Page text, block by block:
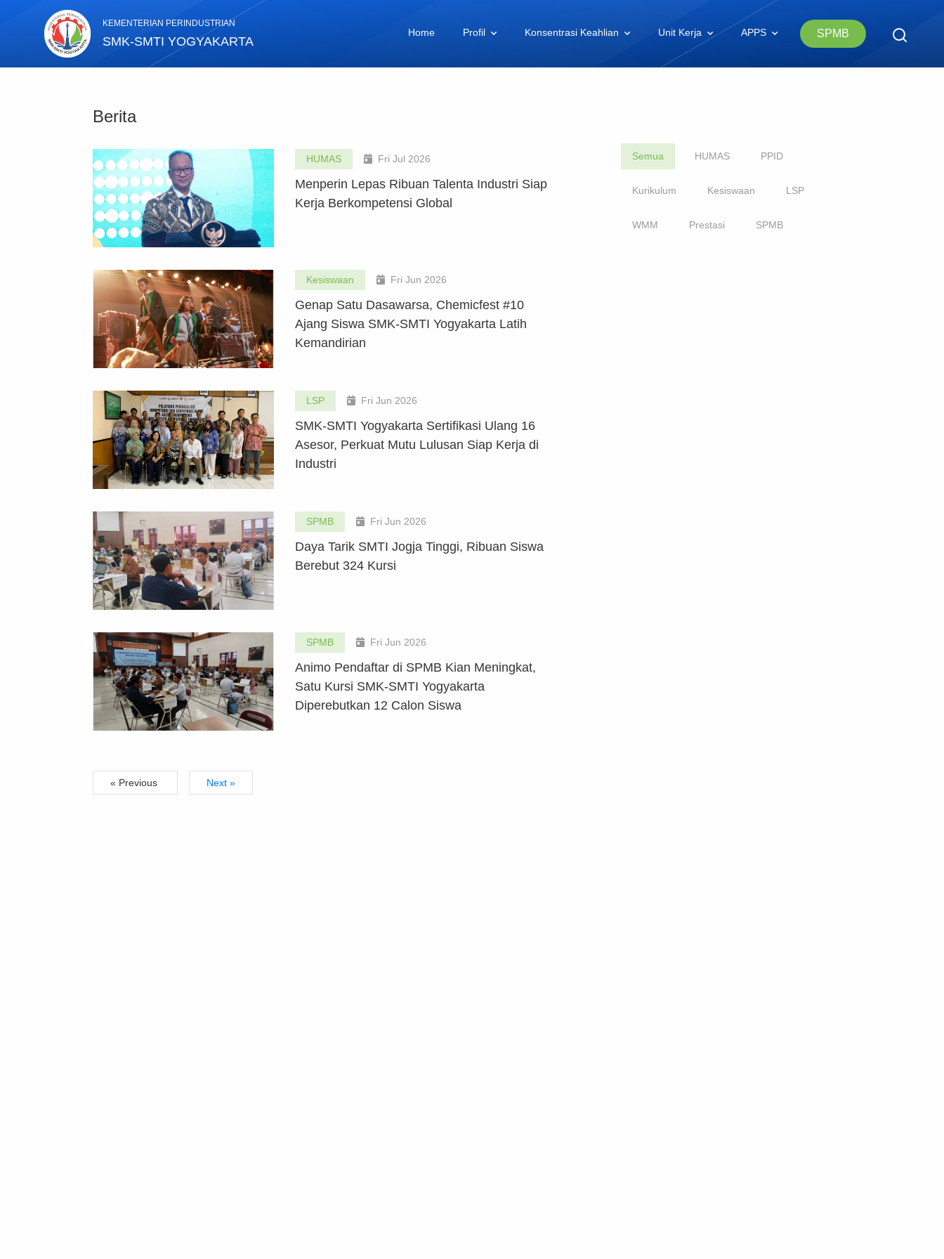
KEMENTERIAN PERINDUSTRIAN
SMK-SMTI YOGYAKARTA
Home Profil Konsentrasi Keahlian Unit Kerja APPS SPMB
Berita
HUMAS Fri Jul 2026
Menperin Lepas Ribuan Talenta Industri Siap
Kerja Berkompetensi Global
Kesiswaan Fri Jun 2026
Genap Satu Dasawarsa, Chemicfest #10
Ajang Siswa SMK-SMTI Yogyakarta Latih
Kemandirian
LSP Fri Jun 2026
SMK-SMTI Yogyakarta Sertifikasi Ulang 16
Asesor, Perkuat Mutu Lulusan Siap Kerja di
Industri
SPMB Fri Jun 2026
Daya Tarik SMTI Jogja Tinggi, Ribuan Siswa
Berebut 324 Kursi
SPMB Fri Jun 2026
Animo Pendaftar di SPMB Kian Meningkat,
Satu Kursi SMK-SMTI Yogyakarta
Diperebutkan 12 Calon Siswa
Semua HUMAS PPID
Kurikulum Kesiswaan LSP
WMM Prestasi SPMB
« Previous Next »